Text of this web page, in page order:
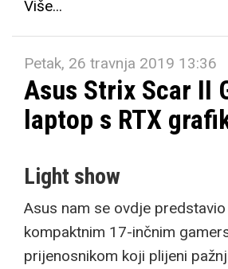
Više...
Petak, 26 travnja 2019 13:36
Asus Strix Scar II
laptop s RTX
Light show
Asus nam se ovdje
kompaktnim 17-inčnim
prijenosnikom koji plijeni